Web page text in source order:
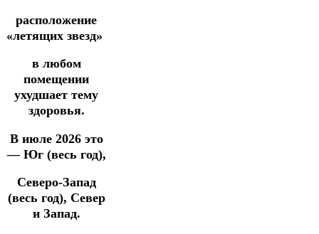
расположение
«летящих звезд»
в любом
помещении
ухудшает тему
здоровья.
В июле 2026 это
— Юг (весь год),
Северо-Запад
(весь год), Север
и Запад.